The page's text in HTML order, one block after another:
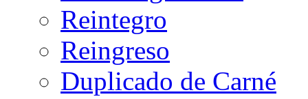
Reintegro
Reingreso
Duplicado de Carné